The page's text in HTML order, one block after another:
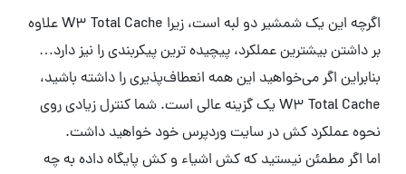
اگرچه این یک شمشیر دو لبه است، زیرا W3 Total Cache علاوه
بر داشتن بیشترین عملکرد، پیچیده ترین پیکربندی را نیز دارد…
بنابراین اگر می‌خواهید این همه انعطاف‌پذیری را داشته باشید،
W3 Total Cache یک گزینه عالی است. شما کنترل زیادی روی
نحوه عملکرد کش در سایت وردپرس خود خواهید داشت.
اما اگر مطمئن نیستید که کش اشیاء و کش پایگاه داده به چه